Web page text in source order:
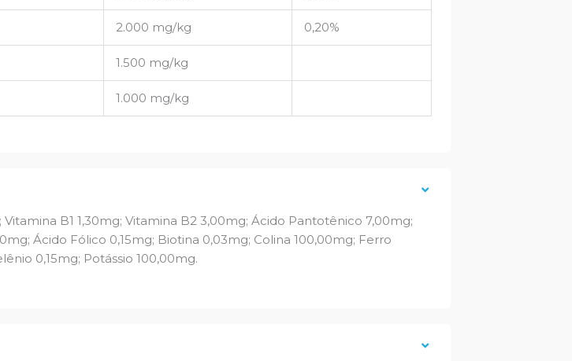
2.000 mg/kg 0,20%
1.500 mg/kg
1.000 mg/kg
B1 1,30mg; Vitamina B2 3,00mg; Ácido Pantotênico 7,00mg;
Ácido Fólico 0,15mg; Biotina 0,03mg; Colina 100,00mg; Ferro
0,15mg; Potássio 100,00mg.